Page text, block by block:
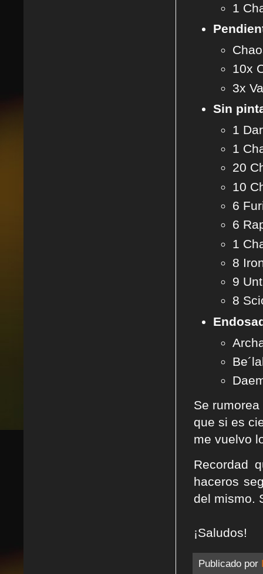
1
10x
3x
Sin
1
1
20
10
6
6
1
8
9
8
Se
que si es
me vuelvo
Recordad
haceros
del mismo.
¡Saludos!
Publicado por